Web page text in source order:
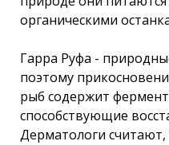
органическими
Гарра Руфа -
поэтому
рыб содержит
способствующие
Дерматологи